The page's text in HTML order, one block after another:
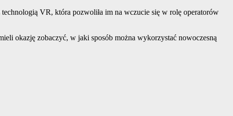
VR, która pozwoliła im na wczucie się w rolę operatorów
okazję zobaczyć, w jaki sposób można wykorzystać nowoczesną